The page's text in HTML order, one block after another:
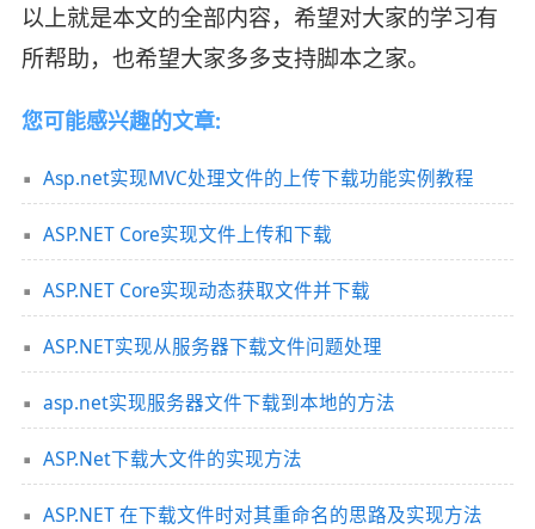
以上就是本文的全部内容，希望对大家的学习有
所帮助，也希望大家多多支持脚本之家。
您可能感兴趣的文章:
Asp.net实现MVC处理文件的上传下载功能实例教程
ASP.NET Core实现文件上传和下载
ASP.NET Core实现动态获取文件并下载
ASP.NET实现从服务器下载文件问题处理
asp.net实现服务器文件下载到本地的方法
ASP.Net下载大文件的实现方法
ASP.NET 在下载文件时对其重命名的思路及实现方法